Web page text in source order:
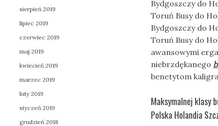
Bydgoszczy do
Toruń Busy do
Bydgoszczy do
Toruń Busy do
awansowymi
niebrzdękanego
benetytom
Maksymalnej klasy
Polska Holandia
sierpień 2019
lipiec 2019
czerwiec 2019
maj 2019
kwiecień 2019
marzec 2019
luty 2019
styczeń 2019
grudzień 2018